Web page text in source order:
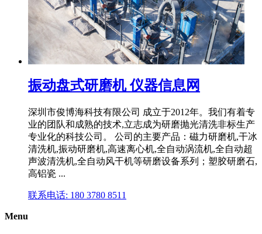
振动盘式研磨机 仪器信息网
深圳市俊博海科技有限公司 成立于2012年。我们有着专
业的团队和成熟的技术,立志成为研磨抛光清洗非标生产
专业化的科技公司。 公司的主要产品：磁力研磨机,干冰
清洗机,振动研磨机,高速离心机,全自动涡流机,全自动超
声波清洗机,全自动风干机等研磨设备系列；塑胶研磨石,
高铝瓷 ...
联系电话: 180 3780 8511
Menu